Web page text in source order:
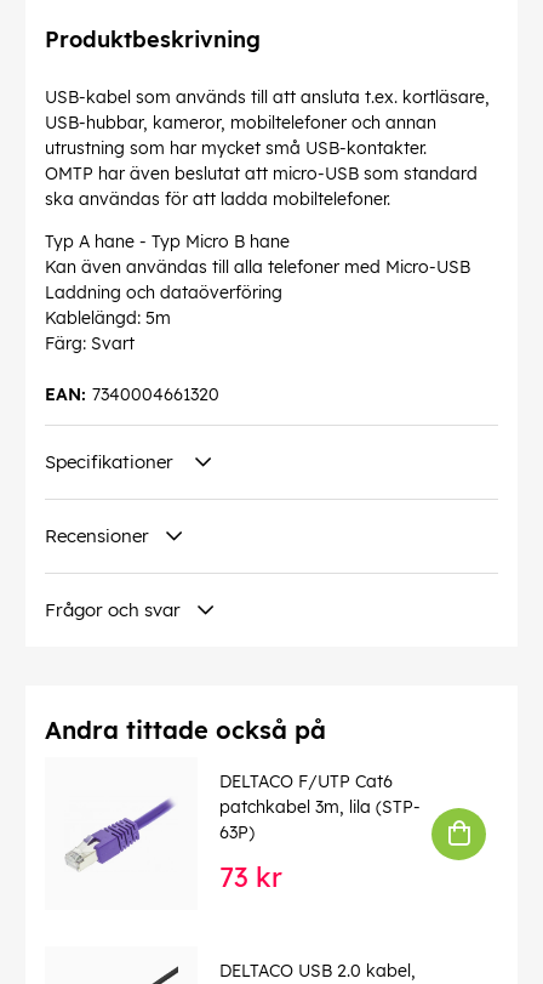
Produktbeskrivning
USB-kabel som används till att ansluta t.ex. kortläsare,
USB-hubbar, kameror, mobiltelefoner och annan
utrustning som har mycket små USB-kontakter.
OMTP har även beslutat att micro-USB som standard
ska användas för att ladda mobiltelefoner.
Typ A hane - Typ Micro B hane
Kan även användas till alla telefoner med Micro-USB
Laddning och dataöverföring
Kablelängd: 5m
Färg: Svart
7340004661320
EAN:
Specifikationer
Recensioner
Frågor och svar
Andra tittade också på
DELTACO F/UTP Cat6
patchkabel 3m, lila (STP-
63P)
73 kr
DELTACO USB 2.0 kabel,